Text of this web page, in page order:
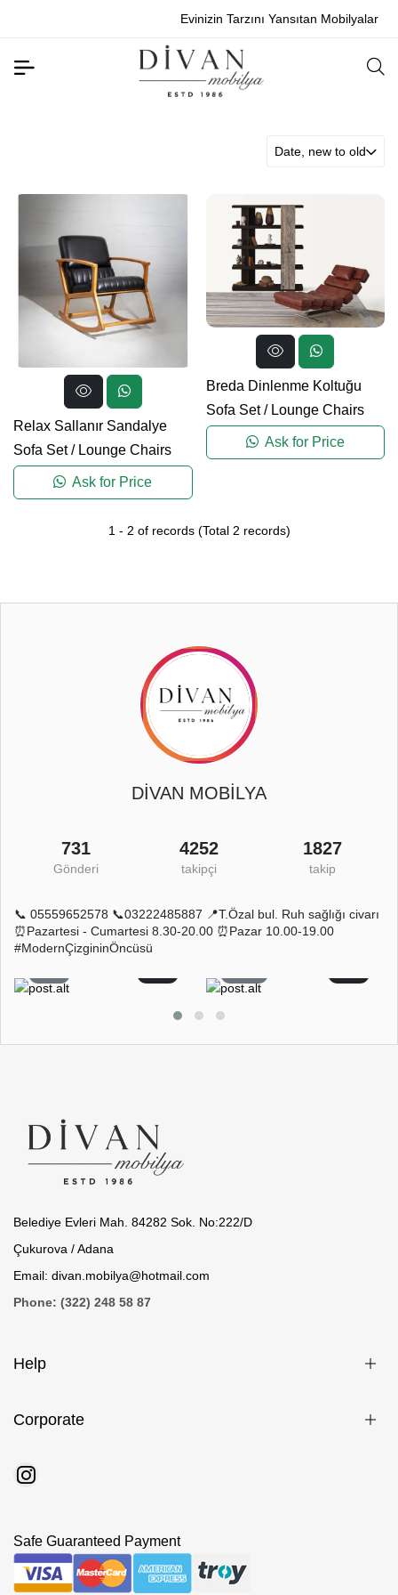
Evinizin Tarzını Yansıtan Mobilyalar
Date, new to old
Relax Sallanır Sandalye
Sofa Set/ Lounge Chairs
Ask for Price
Breda Dinlenme Koltuğu
Sofa Set/ Lounge Chairs
Ask for Price
1- 2 of records (Total 2 records)
DİVAN MOBİLYA
731
Gönderi
4252
takipçi
1827
takip
📞 05559652578 📞03222485887 📍T.Özal bul. Ruh sağlığı civarı
⏰Pazartesi - Cumartesi 8.30-20.00 ⏰Pazar 10.00-19.00
#ModernÇizgininÖncüsü
Belediye Evleri Mah. 84282 Sok. No:222/D
Çukurova / Adana
Email: divan.mobilya@hotmail.com
Phone: (322) 248 58 87
Help
Corporate
Safe Guaranteed Payment